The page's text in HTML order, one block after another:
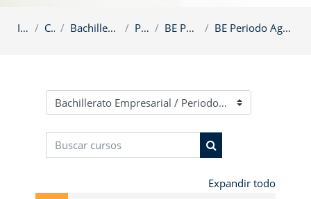
Inicio Cursos Bachillerato Empresarial Periodos BE Periodos 2025 BE Periodo Agosto - Septiembre 2025
Categorías
Buscar cursos
Buscar cursos
Expandir todo